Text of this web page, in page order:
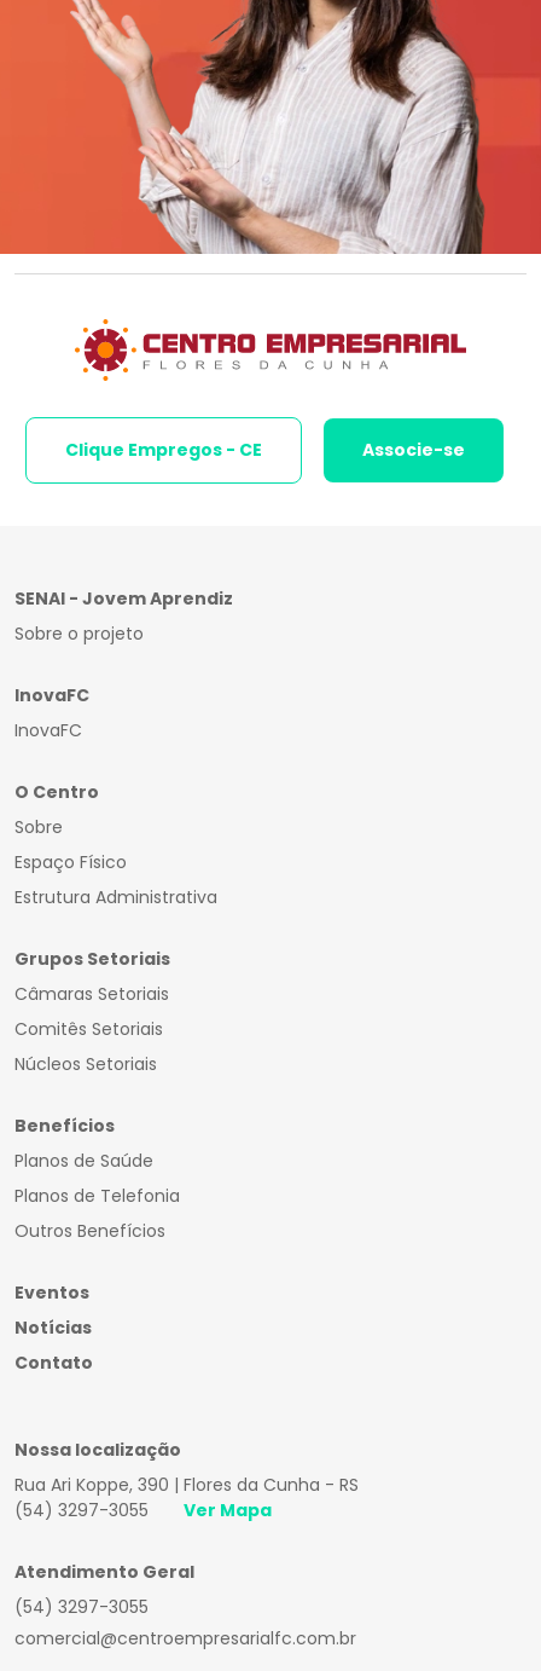
Clique Empregos - CE Associe-se
SENAI - Jovem Aprendiz
Sobre o projeto
InovaFC
InovaFC
O Centro
Sobre
Espaço Físico
Estrutura Administrativa
Grupos Setoriais
Câmaras Setoriais
Comitês Setoriais
Núcleos Setoriais
Benefícios
Planos de Saúde
Planos de Telefonia
Outros Benefícios
Eventos
Notícias
Contato
Nossa localização
Rua Ari Koppe, 390 | Flores da Cunha - RS
(54) 3297-3055
Ver Mapa
Atendimento Geral
(54) 3297-3055
comercial@centroempresarialfc.com.br